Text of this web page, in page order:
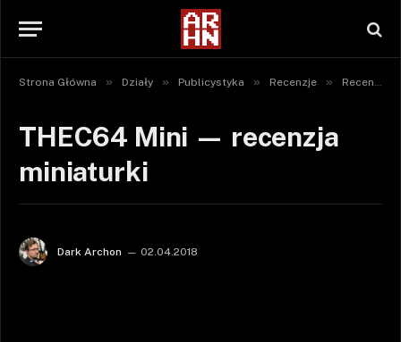
Strona Główna » Działy » Publicystyka » Recenzje » Recenzje sprzętu
THEC64 Mini — recenzja
miniaturki
Dark Archon 02.04.2018